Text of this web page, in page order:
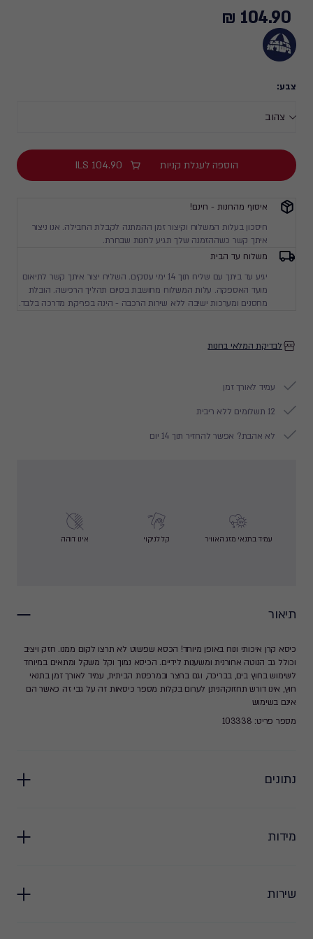
104.90
₪
104.90 ₪
צבע:
הוספה לעגלת קניות ILS 104.90
איסוף מהחנות - חינם!
חיסכון בעלות המשלוח וקיצור זמן ההמתנה לקבלת החבילה. אנו ניצור
איתך קשר כשההזמנה שלך תגיע לחנות שבחרת.
משלוח עד הבית
יגיע עד ביתך עם שליח תוך 14 ימי עסקים. השליח יצור איתך קשר לתיאום
מועד האספקה. עלות המשלוח מחושבת בסיום תהליך הרכישה. הובלת
מחסנים ומערכות ישיבה ללא שירות הרכבה - הינה בפריקת מדרכה בלבד.
לבדיקת המלאי בחנות
עמיד לאורך זמן
12 תשלומים ללא ריבית
לא אהבת? אפשר להחזיר תוך 14 יום
עמיד בתנאי מזג האוויר קל לניקוי אינו דוהה
תיאור
כיסא קרן איכותי ונוח באופן מיוחד! הכסא שפשוט לא תרצו לקום ממנו. חזק ויציב
וכולל גב הנוטה אחורנית ומשענות לידיים. הכיסא נמוך וקל משקל ומתאים במיוחד
לשימוש בחוץ בים, בבריכה, וגם בחצר ובמרפסת הביתית, עמיד לאורך זמן בתנאי
חוץ, אינו דורש תחזוקהניתן לערום בקלות מספר כיסאות זה על גבי זה כאשר הם
אינם בשימוש
מספר פריט: 103338
נתונים
מידות
שירות